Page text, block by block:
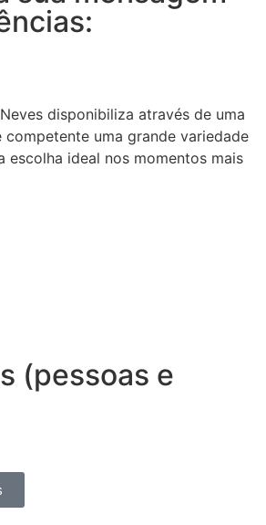
disponibiliza através de uma
uma grande variedade
escolha ideal nos momentos mais
(pessoas e